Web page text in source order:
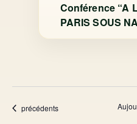
Conférence “A
PARIS SOUS
Évènements
précédents